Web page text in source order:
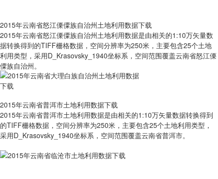
2015年云南省怒江傈僳族自治州土地利用数据下载
2015年云南省怒江傈僳族自治州土地利用数据是由相关的1:10万矢量数
据转换得到的TIFF栅格数据，空间分辨率为250米，主要包含25个土地
利用类型，采用D_Krasovsky_1940坐标系，空间范围覆盖云南省怒江傈
僳族自治州。
2015年云南省普洱市土地利用数据下载
2015年云南省普洱市土地利用数据是由相关的1:10万矢量数据转换得到
的TIFF栅格数据，空间分辨率为250米，主要包含25个土地利用类型，
采用D_Krasovsky_1940坐标系，空间范围覆盖云南省普洱市。